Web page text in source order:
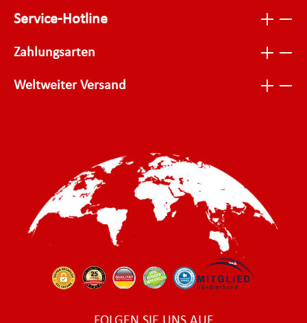
Service-Hotline
Zahlungsarten
Weltweiter Versand